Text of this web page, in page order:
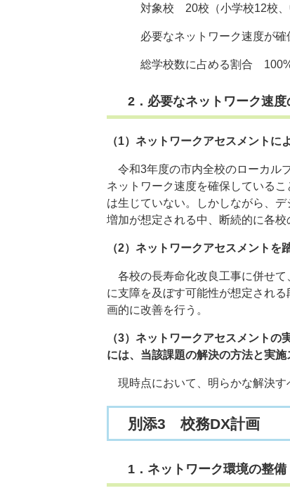
対象校 20校（小学校12校、
必要なネットワーク速度が確
総学校数に占める割合
2．必要なネットワーク速
（1）ネットワークアセスメントに
令和3年度の市内全校のローカル
ネットワーク速度を確保している
は生じていない。しかしながら、
増加が想定される中、断続的に各
（2）ネットワークアセスメントを
各校の長寿命化改良工事に併せて
に支障を及ぼす可能性が想定され
画的に改善を行う。​
（3）ネットワークアセスメント
には、当該課題の解決の方法と実
現時点において、明らかな解決す
別添3 校務DX計画
1．ネットワーク環境の整備